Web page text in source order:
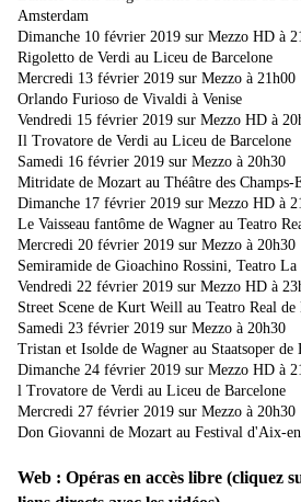
Amsterdam
Dimanche 10 février 2019 sur Mezzo HD à
Rigoletto de Verdi au Liceu de Barcelone
Mercredi 13 février 2019 sur Mezzo à 21h00
Orlando Furioso de Vivaldi à Venise
Vendredi 15 février 2019 sur Mezzo HD à
Il Trovatore de Verdi au Liceu de Barcelone
Samedi 16 février 2019 sur Mezzo à 20h30
Mitridate de Mozart au Théâtre des Champs-
Dimanche 17 février 2019 sur Mezzo HD à
Le Vaisseau fantôme de Wagner au Teatro
Mercredi 20 février 2019 sur Mezzo à 20h30
Semiramide de Gioachino Rossini, Teatro La
Vendredi 22 février 2019 sur Mezzo HD à
Street Scene de Kurt Weill au Teatro Real
Samedi 23 février 2019 sur Mezzo à 20h30
Tristan et Isolde de Wagner au Staatsoper de
Dimanche 24 février 2019 sur Mezzo HD à
l Trovatore de Verdi au Liceu de Barcelone
Mercredi 27 février 2019 sur Mezzo à 20h30
Don Giovanni de Mozart au Festival d'Aix-
Web : Opéras en accès libre (cliquez